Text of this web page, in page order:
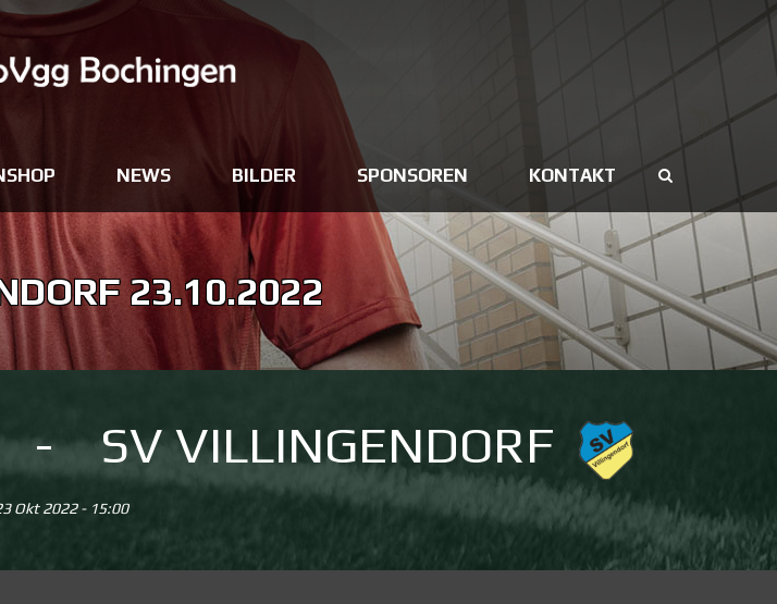
NEWS BILDER SPONSOREN KONTAKT
23.10.2022
- SV VILLINGENDORF
Okt 2022 - 15:00